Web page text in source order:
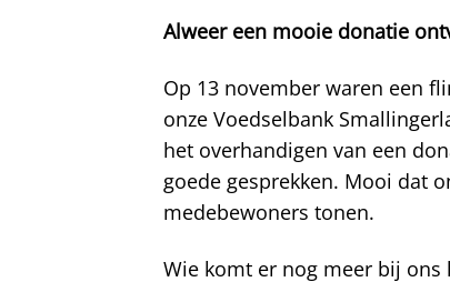
Alweer een mooie donatie
Op 13 november waren een
onze Voedselbank
het overhandigen van een
goede gesprekken. Mooi dat
medebewoners tonen.
Wie komt er nog meer bij ons